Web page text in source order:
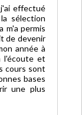
effectué
sélection
m'a permis
de devenir
année à
l'écoute et
cours sont
bases
une plus